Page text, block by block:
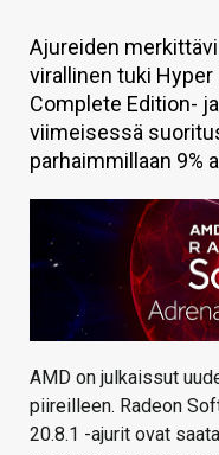
HINTA.FI
KAUPPA
VAIHDA TEEMA
HAKU
Ajureiden
virallinen tuki Hyper
Complete Edition-
viimeisessä
parhaimmillaan 9%
AMD on julkaissut
piireilleen. Radeon
20.8.1 -ajurit ovat